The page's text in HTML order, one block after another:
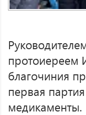
протоиереем
благочиния
первая
медикаменты.